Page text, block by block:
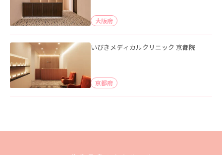
大阪府
いびきメディカルクリニック 京都院
京都府